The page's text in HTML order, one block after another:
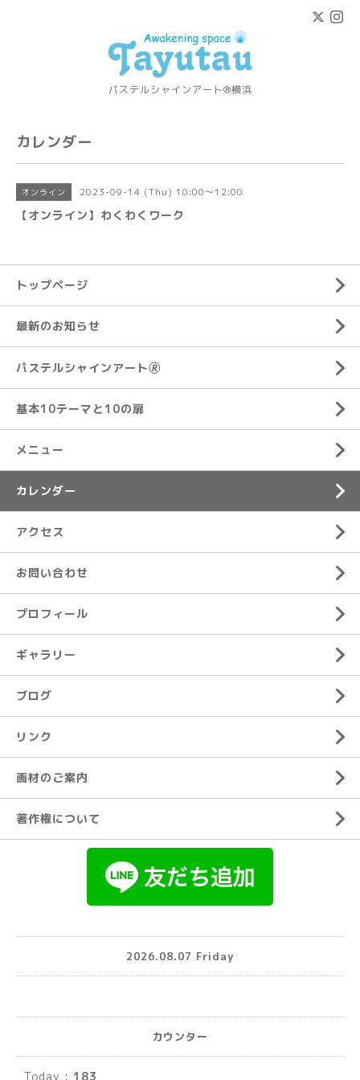
パステルシャインアート®横浜
カレンダー
オンライン 2023-09-14 (Thu) 10:00～12:00
【オンライン】わくわくワーク
トップページ
最新のお知らせ
パステルシャインアート🄬
基本10テーマと10の扉
メニュー
カレンダー
アクセス
お問い合わせ
プロフィール
ギャラリー
ブログ
リンク
画材のご案内
著作権について
2026.08.07 Friday
カウンター
Today : 183